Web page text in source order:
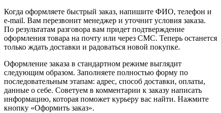
Когда оформляете быстрый заказ, напишите ФИО, телефон и
e-mail. Вам перезвонит менеджер и уточнит условия заказа.
По результатам разговора вам придет подтверждение
оформления товара на почту или через СМС. Теперь останется
только ждать доставки и радоваться новой покупке.
Оформление заказа в стандартном режиме выглядит
следующим образом. Заполняете полностью форму по
последовательным этапам: адрес, способ доставки, оплаты,
данные о себе. Советуем в комментарии к заказу написать
информацию, которая поможет курьеру вас найти. Нажмите
кнопку «Оформить заказ».